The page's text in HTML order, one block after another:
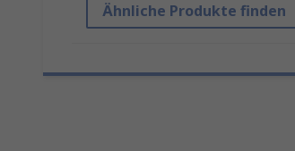
Ähnliche Produkte finden